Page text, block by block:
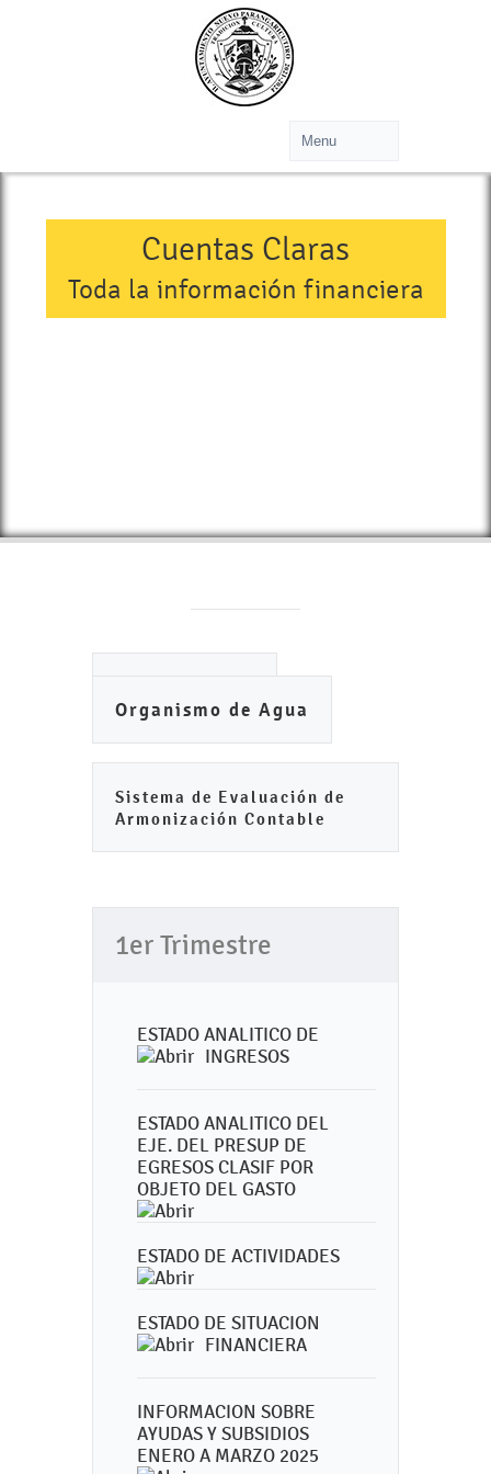
Cuentas Claras
Toda la información financiera
Organismo de Agua
Sistema de Evaluación de
Armonización Contable
1er Trimestre
ESTADO ANALITICO DE
INGRESOS
ESTADO ANALITICO DEL
EJE. DEL PRESUP DE
EGRESOS CLASIF POR
OBJETO DEL GASTO
ESTADO DE ACTIVIDADES
ESTADO DE SITUACION
FINANCIERA
INFORMACION SOBRE
AYUDAS Y SUBSIDIOS
ENERO A MARZO 2025